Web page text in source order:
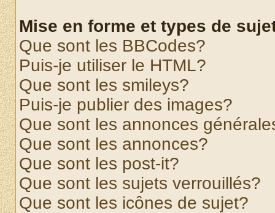
Mise en forme et types de
Que sont les BBCodes?
Puis-je utiliser le HTML?
Que sont les smileys?
Puis-je publier des images?
Que sont les annonces
Que sont les annonces?
Que sont les post-it?
Que sont les sujets verrouillés?
Que sont les icônes de sujet?